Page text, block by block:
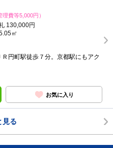
理費等5,000円）
130,000円
㎡
円町駅徒歩７分。京都駅にもアク
お気に入り
見る